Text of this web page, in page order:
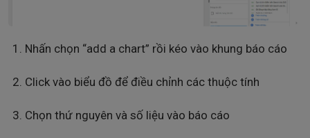
Nhấn chọn “add a chart” rồi kéo vào khung báo cáo
Click vào biểu đồ để điều chỉnh các thuộc tính
Chọn thứ nguyên và số liệu vào báo cáo